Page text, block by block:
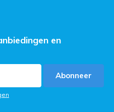
en
Abonneer